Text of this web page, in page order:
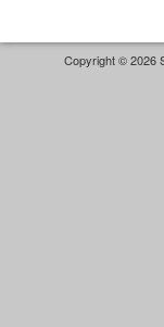
Copyright © 2026